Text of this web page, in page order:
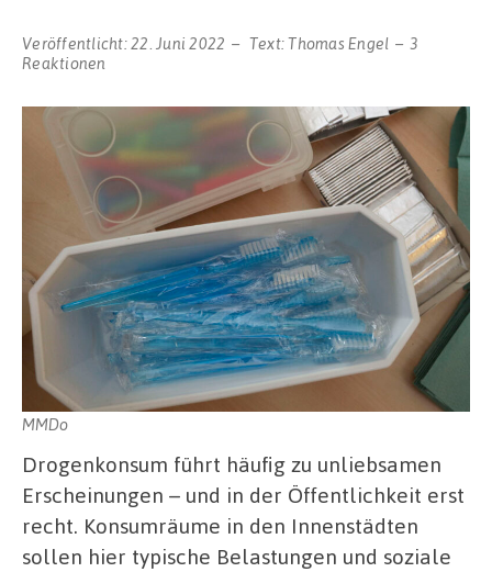
Veröffentlicht:22. Juni 2022 Text:Thomas Engel
3
Reaktionen
MMDo
Drogenkonsum führt häufig zu unliebsamen
Erscheinungen – und in der Öffentlichkeit erst
recht. Konsumräume in den Innenstädten
sollen hier typische Belastungen und soziale